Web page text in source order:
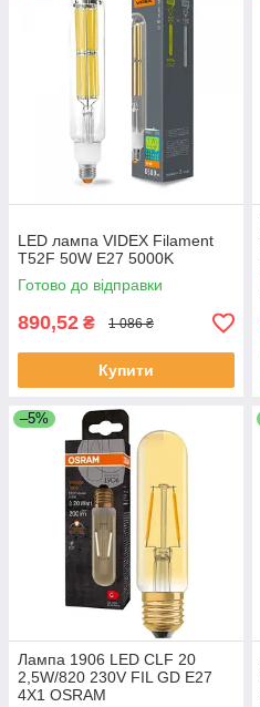
LED лампа VIDEX Filament
T52F 50W E27 5000K
Готово до відправки
890,52 ₴ 1 086 ₴
Купити
–5%
Лампа 1906 LED CLF 20
2,5W/820 230V FIL GD E27
4X1 OSRAM